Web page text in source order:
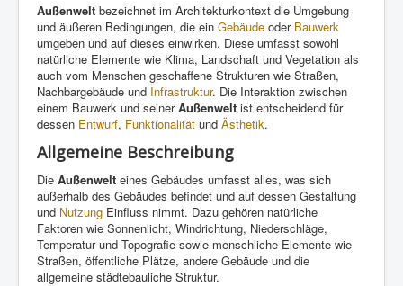
Außenwelt bezeichnet im Architekturkontext die Umgebung
und äußeren Bedingungen, die ein Gebäude oder Bauwerk
umgeben und auf dieses einwirken. Diese umfasst sowohl
natürliche Elemente wie Klima, Landschaft und Vegetation als
auch vom Menschen geschaffene Strukturen wie Straßen,
Nachbargebäude und Infrastruktur. Die Interaktion zwischen
einem Bauwerk und seinerAußenwelt ist entscheidend für
dessen Entwurf, Funktionalität und Ästhetik.
Allgemeine Beschreibung
Die Außenwelt eines Gebäudes umfasst alles, was sich
außerhalb des Gebäudes befindet und auf dessen Gestaltung
und Nutzung Einfluss nimmt. Dazu gehören natürliche
Faktoren wie Sonnenlicht, Windrichtung, Niederschläge,
Temperatur und Topografie sowie menschliche Elemente wie
Straßen, öffentliche Plätze, andere Gebäude und die
allgemeine städtebauliche Struktur.